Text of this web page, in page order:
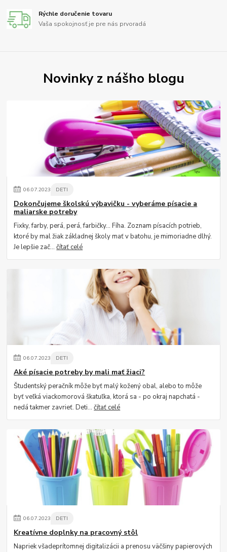
Rýchle doručenie tovaru
Vaša spokojnosť je pre nás prvoradá
Novinky z nášho blogu
06.07.2023 DETI
Dokončujeme školskú výbavičku - vyberáme písacie a
maliarske potreby
Fixky, farby, perá, perá, farbičky... Fíha. Zoznam písacích potrieb,
ktoré by mal žiak základnej školy mať v batohu, je mimoriadne dlhý.
Je lepšie zač...čítať celé
06.07.2023 DETI
Aké písacie potreby by mali mať žiaci?
Študentský peračník môže byť malý kožený obal, alebo to môže
byť veľká viackomorová škatuľka, ktorá sa - po okraj napchatá -
nedá takmer zavrieť. Deti...čítať celé
06.07.2023 DETI
Kreatívne doplnky na pracovný stôl
Napriek všadeprítomnej digitalizácii a prenosu väčšiny papierových